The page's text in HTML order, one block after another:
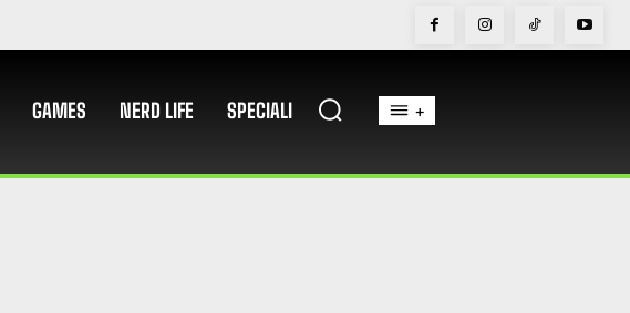
GAMES NERD LIFE SPECIALI +